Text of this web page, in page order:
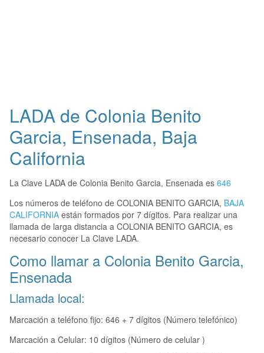
LADA de Colonia Benito
Garcia, Ensenada, Baja
California
La Clave LADA de Colonia Benito Garcia, Ensenada es 646
Los números de teléfono de COLONIA BENITO GARCIA, BAJA
CALIFORNIA están formados por 7 dígitos. Para realizar una
llamada de larga distancia a COLONIA BENITO GARCIA, es
necesario conocer La Clave LADA.
Como llamar a Colonia Benito Garcia,
Ensenada
Llamada local:
Marcación a teléfono fijo: 646 + 7 dígitos (Número telefónico)
Marcación a Celular: 10 dígitos (Número de celular )